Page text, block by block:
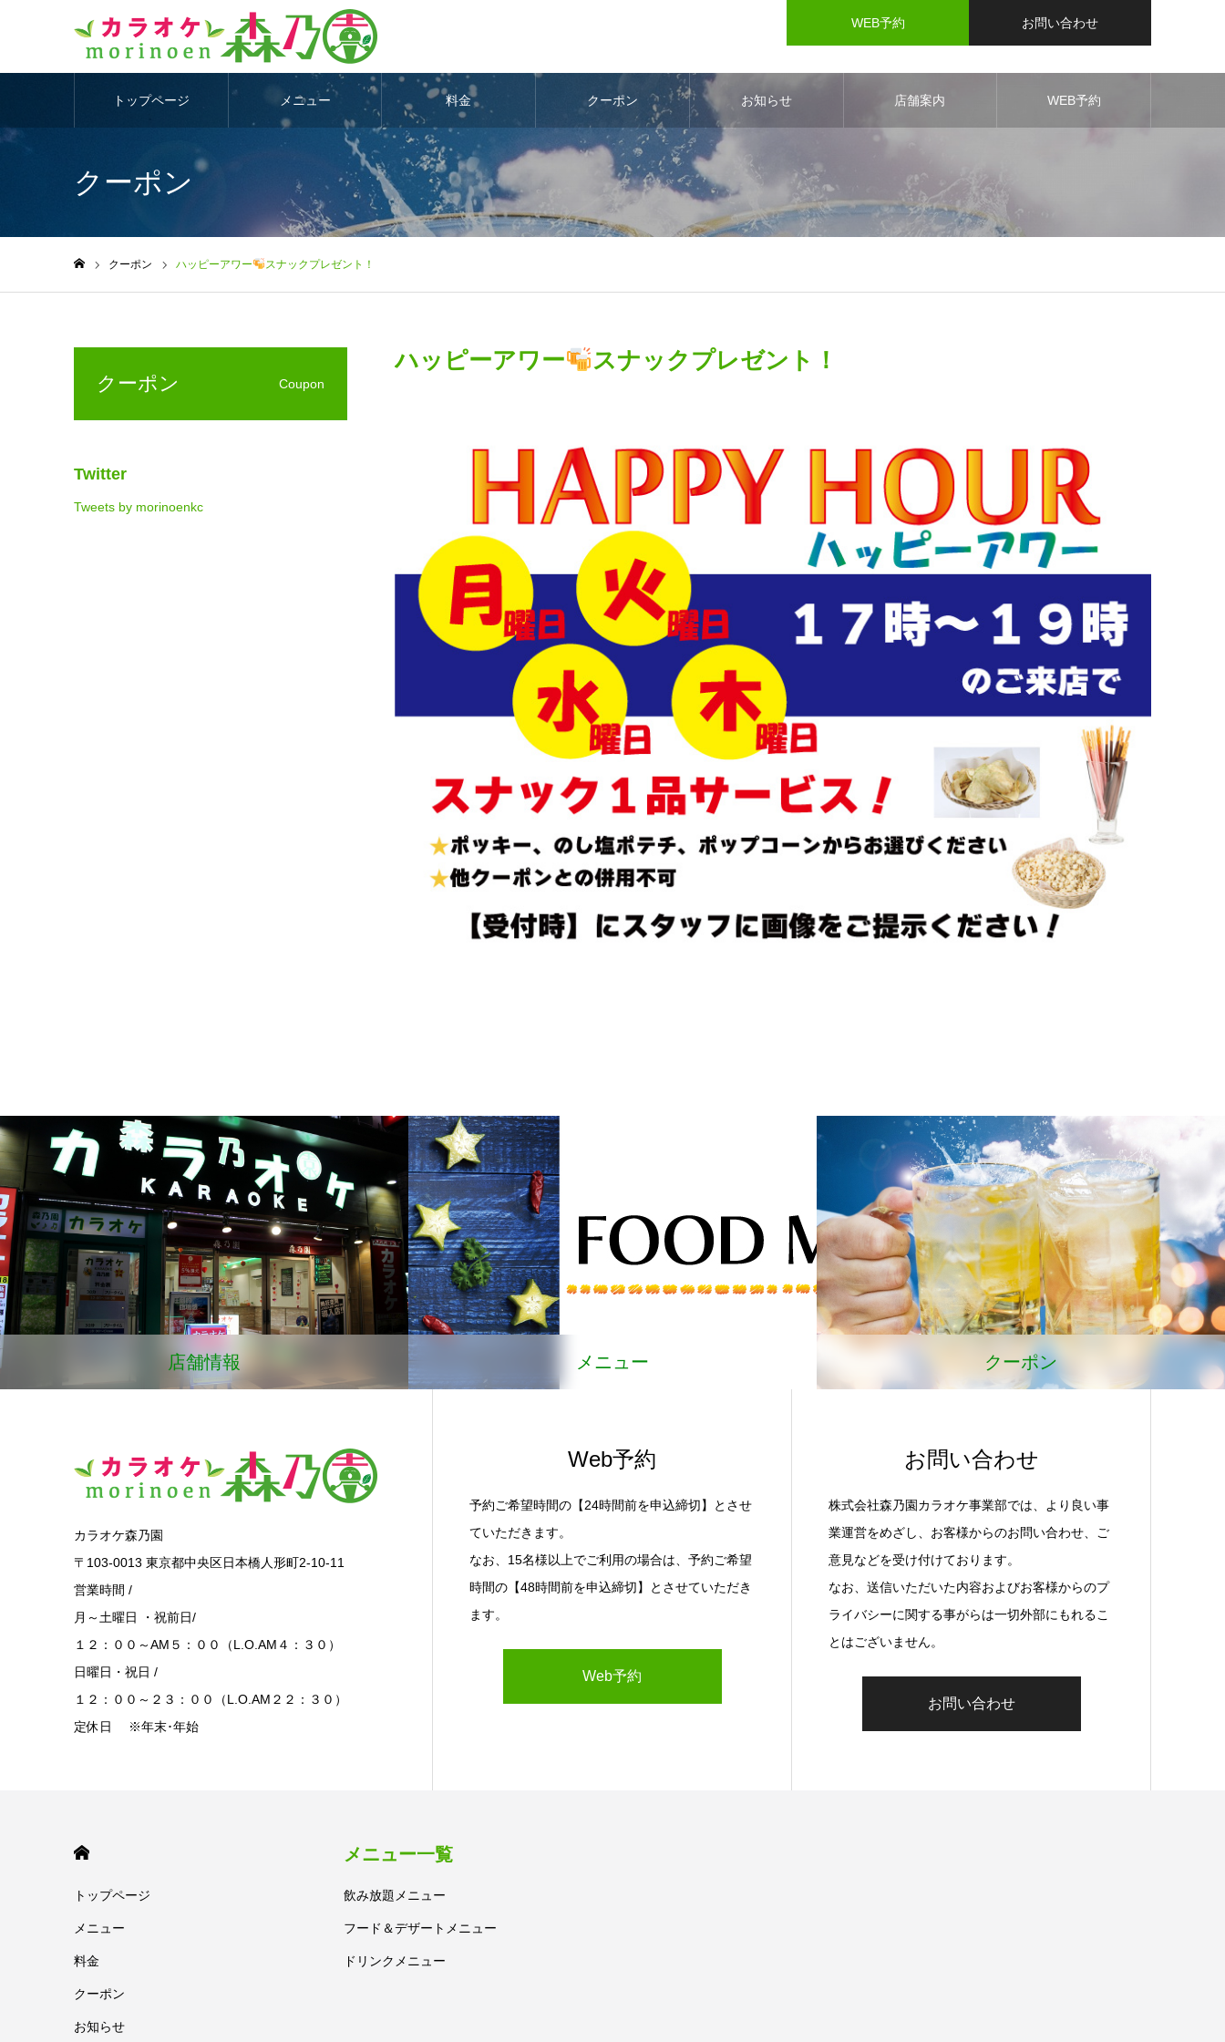
WEB予約 お問い合わせ
トップページ メニュー 料金 クーポン お知らせ 店舗案内 WEB予約
クーポン
クーポン ハッピーアワー スナックプレゼント！
ハッピーアワー スナックプレゼント！
クーポン Coupon
Twitter
Tweets by morinoenkc
店舗情報 メニュー クーポン
​カラオケ森乃園
〒103-0013 東京都中央区日本橋人形町2-10-11
営業時間 /
月～土曜日 ・祝前日/
１２：００～AM５：００（L.O.AM４：３０）
日曜日・祝日 /
１２：００～２３：００（L.O.AM２２：３０）
定休日 ※年末･年始
Web予約
予約ご希望時間の【24時間前を申込締切】とさせ
ていただきます。
なお、15名様以上でご利用の場合は、予約ご希望
時間の【48時間前を申込締切】とさせていただき
ます。
Web予約
お問い合わせ
株式会社森乃園カラオケ事業部では、より良い事
業運営をめざし、お客様からのお問い合わせ、ご
意見などを受け付けております。
なお、送信いただいた内容およびお客様からのプ
ライバシーに関する事がらは一切外部にもれるこ
とはございません。
お問い合わせ
トップページ
メニュー
料金
クーポン
お知らせ
メニュー一覧
飲み放題メニュー
フード＆デザートメニュー
ドリンクメニュー